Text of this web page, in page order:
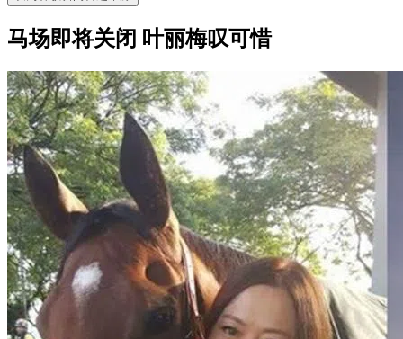
马场即将关闭 叶丽梅叹可惜